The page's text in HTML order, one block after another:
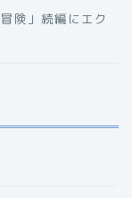
険」続編にエク